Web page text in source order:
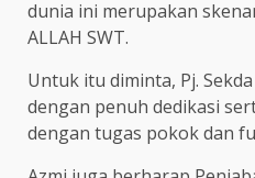
dunia ini merupakan
ALLAH SWT.
Untuk itu diminta, Pj.
dengan penuh dedikasi
dengan tugas pokok dan